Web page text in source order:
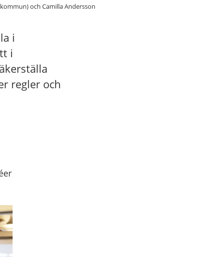
och Camilla Andersson
i
i
regler och